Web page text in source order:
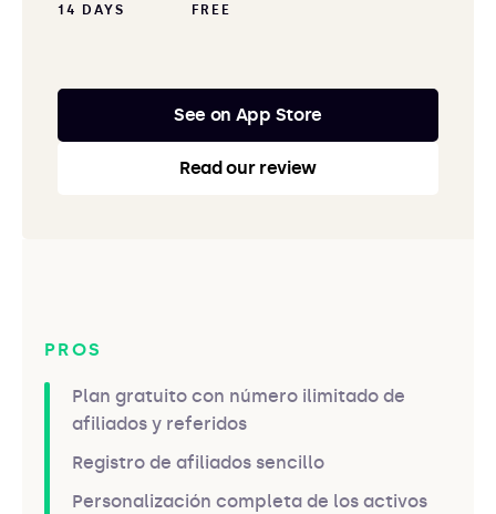
14 DAYS
FREE
See on App Store
Read our review
PROS
Plan gratuito con número ilimitado de
afiliados y referidos
Registro de afiliados sencillo
Personalización completa de los activos